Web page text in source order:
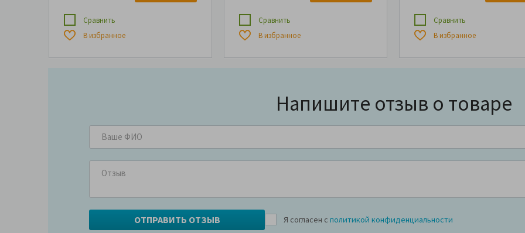
Сравнить
В избранное
Сравнить
В избранное
Сравнить
В избранное
Напишите отзыв о товаре
Я согласен с политикой конфиденциальности